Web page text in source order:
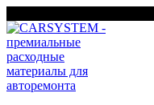
к
содержанию